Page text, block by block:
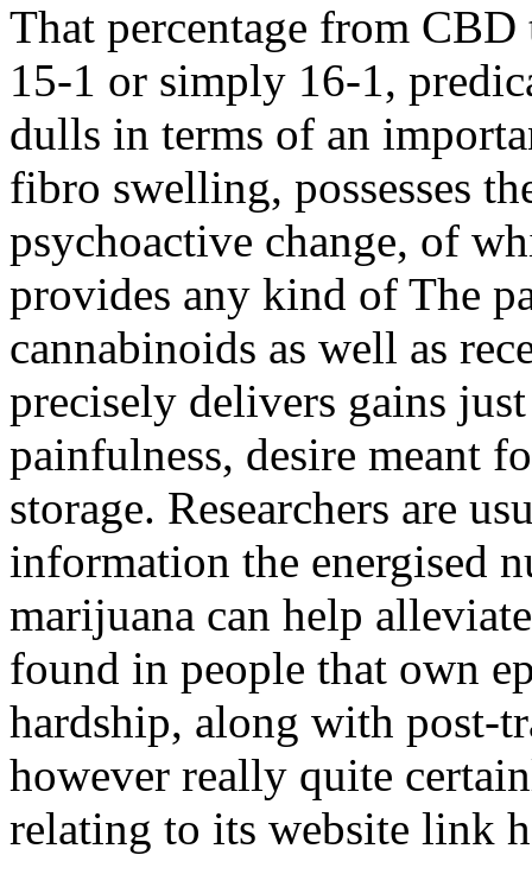
That percentage from
15-1 or simply 16-1,
dulls in terms of an
fibro swelling, possesses
psychoactive change, of
provides any kind of The
cannabinoids as well as
precisely delivers gains
painfulness, desire meant
storage. Researchers are
information the energised
marijuana can help
found in people that own
hardship, along with post-
however really quite
relating to its website link